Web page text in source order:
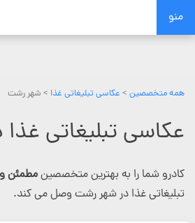
Skip
منو
همه متخصصین > عکاسی تبلیغاتی غذا > شهر رشت
عکاسی تبلیغاتی
کادرو شما را به بهترین متخصصینمطمئن
تبلیغاتی غذا در شهر رشت وصل می کند.